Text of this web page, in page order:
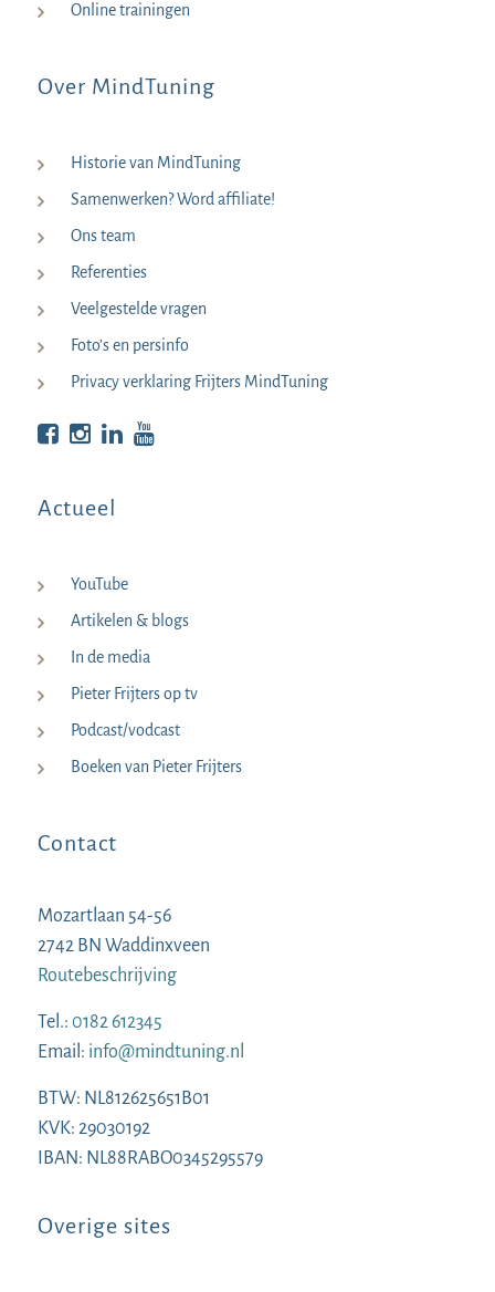
Online trainingen
Over MindTuning
Historie van MindTuning
Samenwerken? Word affiliate!
Ons team
Referenties
Veelgestelde vragen
Foto’s en persinfo
Privacy verklaring Frijters MindTuning
Bekijk op Facebook
Bekijk op Instagram
Bekijk op LinkedIn
Actueel
YouTube
Artikelen & blogs
In de media
Pieter Frijters op tv
Podcast/vodcast
Boeken van Pieter Frijters
Contact
Mozartlaan 54-56
2742 BN Waddinxveen
Routebeschrijving
Tel.: 0182 612345
Email: info@mindtuning.nl
BTW: NL812625651B01
KVK: 29030192
IBAN: NL88RABO0345295579
Overige sites